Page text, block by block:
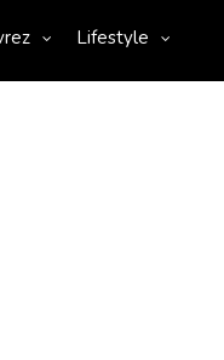
Lifestyle